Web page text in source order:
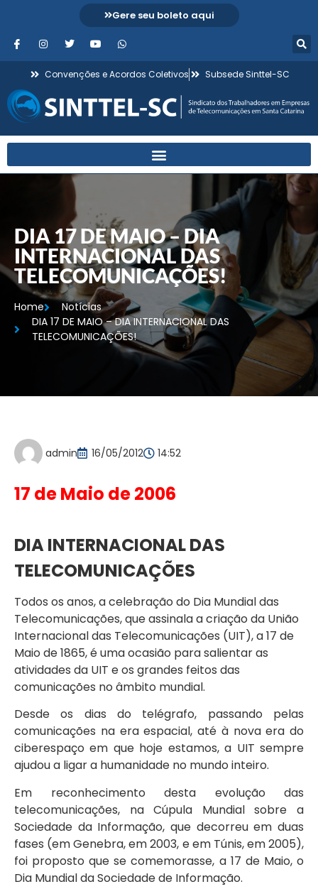
Gere seu boleto aqui
Convenções e Acordos Coletivos Subsede Sinttel-SC
DIA 17 DE MAIO – DIA
INTERNACIONAL DAS
TELECOMUNICAÇÕES!
Home
Notícias
DIA 17 DE MAIO – DIA INTERNACIONAL DAS
TELECOMUNICAÇÕES!
admin 16/05/2012 14:52
17 de Maio de 2006
DIA INTERNACIONAL DAS
TELECOMUNICAÇÕES
Todos os anos, a celebração do Dia Mundial das
Telecomunicações, que assinala a criação da União
Internacional das Telecomunicações (UIT), a 17 de
Maio de 1865, é uma ocasião para salientar as
atividades da UIT e os grandes feitos das
comunicações no âmbito mundial.
Desde os dias do telégrafo, passando pelas
comunicações na era espacial, até à nova era do
ciberespaço em que hoje estamos, a UIT sempre
ajudou a ligar a humanidade no mundo inteiro.
Em reconhecimento desta evolução das
telecomunicações, na Cúpula Mundial sobre a
Sociedade da Informação, que decorreu em duas
fases (em Genebra, em 2003, e em Túnis, em 2005),
foi proposto que se comemorasse, a 17 de Maio, o
Dia Mundial da Sociedade de Informação.